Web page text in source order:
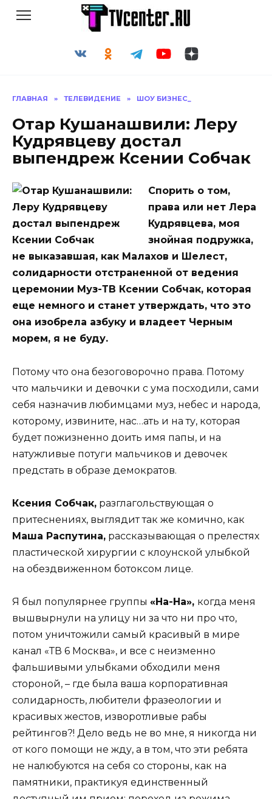
ГЛАВНАЯ » ТЕЛЕВИДЕНИЕ » ШОУ БИЗНЕС_
Отар Кушанашвили: Леру
Кудрявцеву достал
выпендреж Ксении Собчак
Спорить о том,
права или нет Лера
Кудрявцева, моя
знойная подружка,
не выказавшая, как Малахов и Шелест,
солидарности отстраненной от ведения
церемонии Муз-ТВ Ксении Собчак, которая
еще немного и станет утверждать, что это
она изобрела азбуку и владеет Черным
морем, я не буду.
Потому что она безоговорочно права. Потому
что мальчики и девочки с ума посходили, сами
себя назначив любимцами муз, небес и народа,
которому, извините, нас…ать и на ту, которая
будет пожизненно доить имя папы, и на
натужливые потуги мальчиков и девочек
предстать в образе демократов.
Ксения Собчак, разглагольствующая о
притеснениях, выглядит так же комично, как
Маша Распутина, рассказывающая о прелестях
пластической хирургии с клоунской улыбкой
на обездвиженном ботоксом лице.
Я был популярнее группы «На-На», когда меня
вышвырнули на улицу ни за что ни про что,
потом уничтожили самый красивый в мире
канал «ТВ 6 Москва», и все с неизменно
фальшивыми улыбками обходили меня
стороной, – где была ваша корпоративная
солидарность, любители фразеологии и
красивых жестов, изворотливые рабы
рейтингов?! Дело ведь не во мне, я никогда ни
от кого помощи не жду, а в том, что эти ребята
не налюбуются на себя со стороны, как на
памятники, практикуя единственный